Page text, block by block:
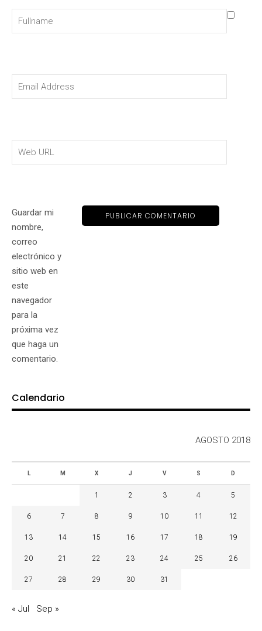
Guardar mi
nombre,
correo
electrónico y
sitio web en
este
navegador
para la
próxima vez
que haga un
comentario.
Calendario
AGOSTO 2018
L M X J V S D
1 2 3 4 5
6 7 8 9 10 11 12
13 14 15 16 17 18 19
20 21 22 23 24 25 26
27 28 29 30 31
« Jul Sep »